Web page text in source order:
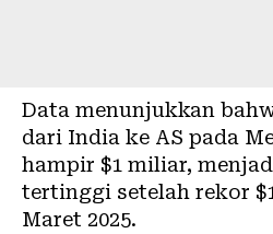
Data menunjukkan
dari India ke AS pada
hampir $1 miliar,
tertinggi setelah rekor
Maret 2025.